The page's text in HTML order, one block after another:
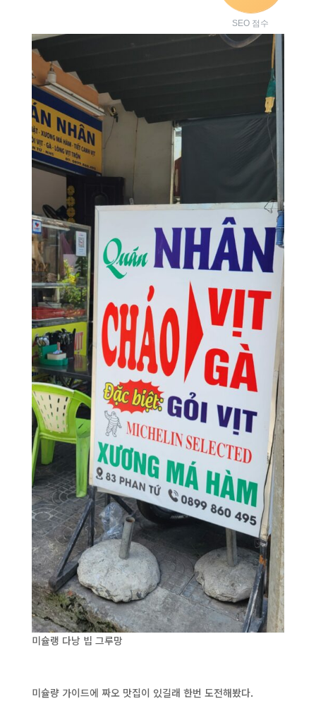
SEO 점수
미슐랭 다낭 빕 그루망
미슐량 가이드에 짜오 맛집이 있길래 한번 도전해봤다.